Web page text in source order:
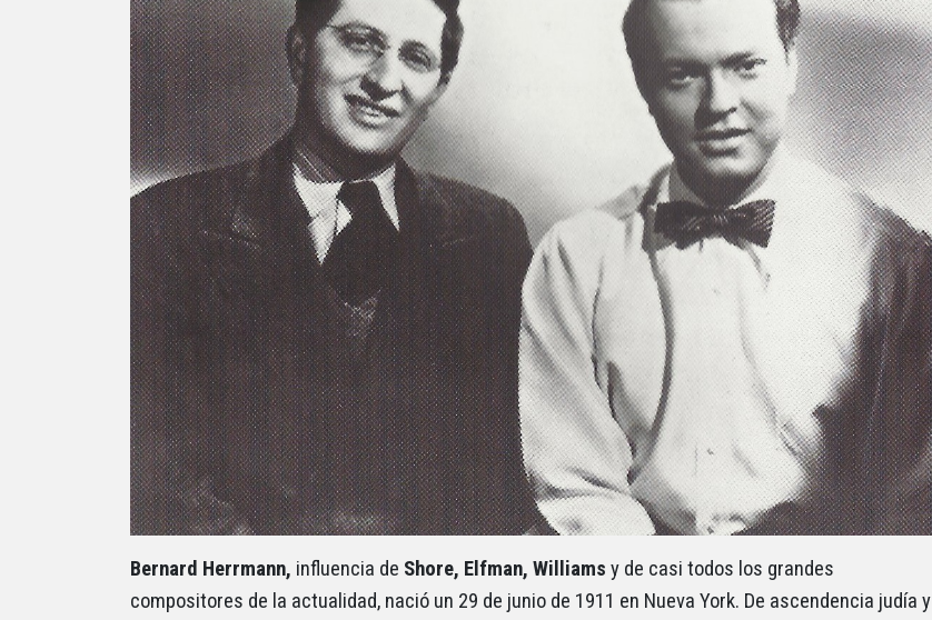
Bernard Herrmann, influencia de Shore, Elfman, Williams y de casi todos los grandes
compositores de la actualidad, nació un 29 de junio de 1911 en Nueva York. De ascendencia judía y